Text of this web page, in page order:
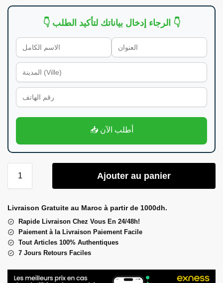
👇 الرجاء إدخال بياناتك لتأكيد الطلب 👇
📥 أطلب الآن
Ajouter au panier
Livraison Gratuite au Maroc à partir de 1000dh.
Rapide Livraison Chez Vous En 24/48h!
Paiement à la Livraison Paiement Facile
Tout Articles 100% Authentiques
7 Jours Retours Faciles